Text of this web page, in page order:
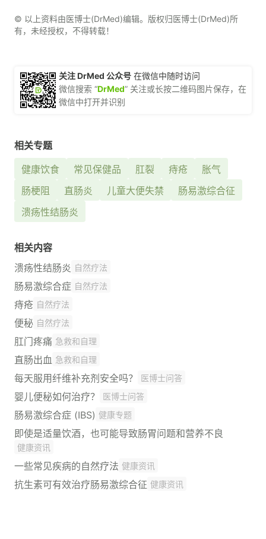
© 以上资料由医博士(DrMed)编辑。版权归医博士(DrMed)所
有，未经授权，不得转载！
关注 DrMed 公众号 在微信中随时访问
微信搜索 “DrMed” 关注或长按二维码图片保存，在
微信中打开并识别
相关专题
健康饮食
常见保健品 肛裂 痔疮
胀气
肠梗阻
直肠炎 儿童大便失禁
肠易激综合征
溃疡性结肠炎
相关内容
溃疡性结肠炎 自然疗法
肠易激综合症 自然疗法
痔疮 自然疗法
便秘 自然疗法
肛门疼痛 急救和自理
直肠出血 急救和自理
每天服用纤维补充剂安全吗？ 医博士问答
婴儿便秘如何治疗？ 医博士问答
肠易激综合症 (IBS) 健康专题
即使是适量饮酒，也可能导致肠胃问题和营养不良
健康资讯
一些常见疾病的自然疗法 健康资讯
抗生素可有效治疗肠易激综合征 健康资讯